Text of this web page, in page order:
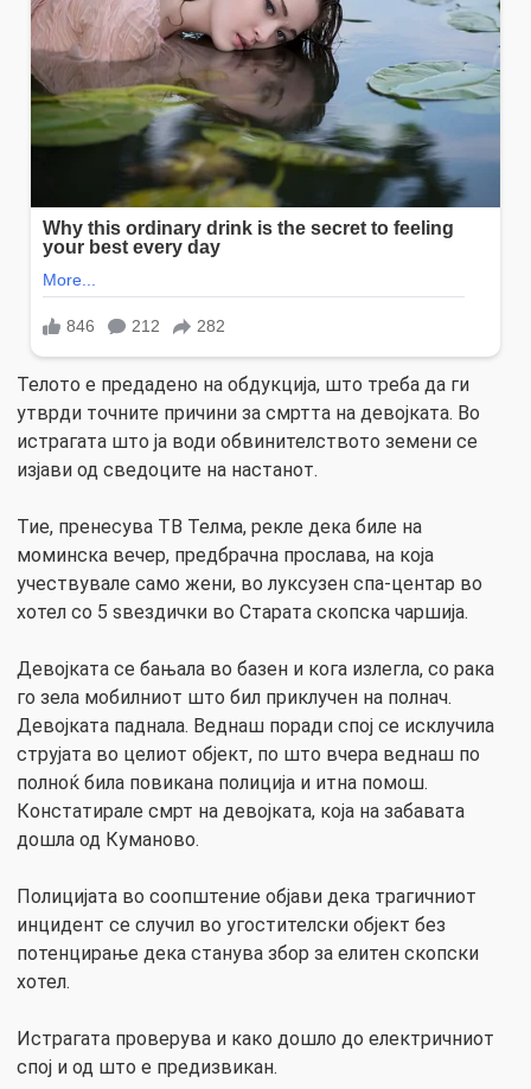
Телото е предадено на обдукција, што треба да ги
утврди точните причини за смртта на девојката. Во
истрагата што ја води обвинителството земени се
изјави од сведоците на настанот.
Тие, пренесува ТВ Телма, рекле дека биле на
моминска вечер, предбрачна прослава, на која
учествувале само жени, во луксузен спа-центар во
хотел со 5 ѕвездички во Старата скопска чаршија.
Девојката се бањала во базен и кога излегла, со рака
го зела мобилниот што бил приклучен на полнач.
Девојката паднала. Веднаш поради спој се исклучила
струјата во целиот објект, по што вчера веднаш по
полноќ била повикана полиција и итна помош.
Констатирале смрт на девојката, која на забавата
дошла од Куманово.
Полицијата во соопштение објави дека трагичниот
инцидент се случил во угостителски објект без
потенцирање дека станува збор за елитен скопски
хотел.
Истрагата проверува и како дошло до електричниот
спој и од што е предизвикан.